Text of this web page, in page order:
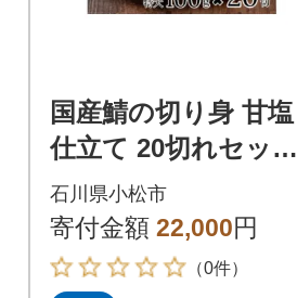
国産鯖の切り身 甘塩
仕立て 20切れセット
小分け 冷凍サバ 骨取
りさば
石川県小松市
寄付金額 22,000円
（0件）